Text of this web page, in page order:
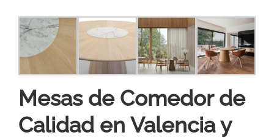
Mesas de Comedor de
Calidad en Valencia y